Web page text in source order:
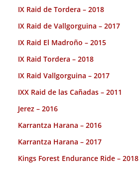
IX Raid de Tordera – 2018
IX Raid de Vallgorguina – 2017
IX Raid El Madroño – 2015
IX Raid Tordera – 2018
IX Raid Vallgorguina – 2017
IXX Raid de las Cañadas – 2011
Jerez – 2016
Karrantza Harana – 2016
Karrantza Harana – 2017
Kings Forest Endurance Ride – 2018